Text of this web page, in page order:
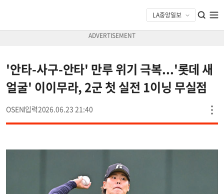
'안타-사구-안타' 만루 위기 극복...'롯데 새
얼굴' 이이무라, 2군 첫 실전 1이닝 무실점
OSEN 2026.06.23 21:40